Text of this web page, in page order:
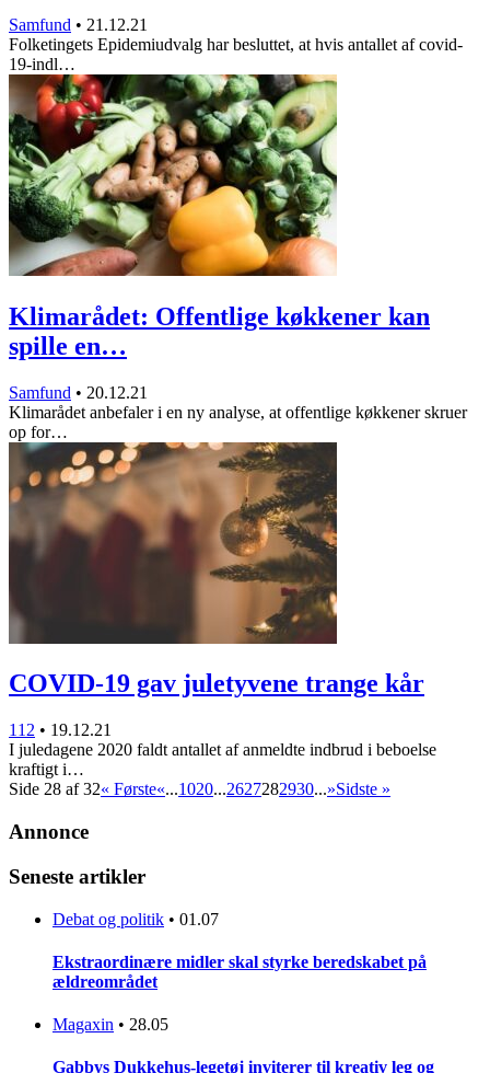
Samfund • 21.12.21
Folketingets Epidemiudvalg har besluttet, at hvis antallet af covid-
19-indl…
Klimarådet: Offentlige køkkener kan
spille en…
Samfund • 20.12.21
Klimarådet anbefaler i en ny analyse, at offentlige køkkener skruer
op for…
COVID-19 gav juletyvene trange kår
112 • 19.12.21
I juledagene 2020 faldt antallet af anmeldte indbrud i beboelse
kraftigt i…
Side 28 af 32« Første«...1020...2627282930...»Sidste »
Annonce
Seneste artikler
Debat og politik • 01.07
Ekstraordinære midler skal styrke beredskabet på
ældreområdet
Magaxin • 28.05
Gabbys Dukkehus-legetøj inviterer til kreativ leg og